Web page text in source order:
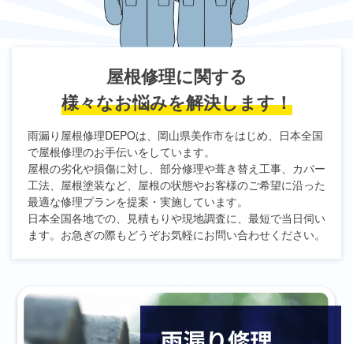
屋根修理に関する
様々なお悩みを解決します！
雨漏り屋根修理DEPOは、岡山県美作市をはじめ、日本全国
で屋根修理のお手伝いをしています。
屋根の劣化や損傷に対し、部分修理や葺き替え工事、カバー
工法、屋根塗装など、屋根の状態やお客様のご希望に沿った
最適な修理プランを提案・実施しています。
日本全国各地での、見積もりや現地調査に、最短で当日伺い
ます。お急ぎの際もどうぞお気軽にお問い合わせください。